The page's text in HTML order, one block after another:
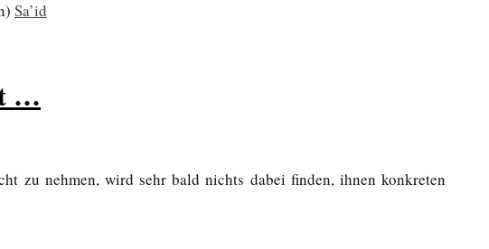
Sa’id
…
zu nehmen, wird sehr bald nichts dabei finden, ihnen konkreten